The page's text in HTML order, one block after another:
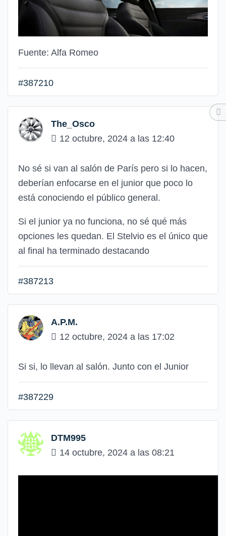
Fuente: Alfa Romeo
#387210
The_Osco
12 octubre, 2024 a las 12:40
No sé si van al salón de París pero si lo hacen,
deberían enfocarse en el junior que poco lo
está conociendo el público general.
Si el junior ya no funciona, no sé qué más
opciones les quedan. El Stelvio es el único que
al final ha terminado destacando
#387213
A.P.M.
12 octubre, 2024 a las 17:02
Si si, lo llevan al salón. Junto con el Junior
#387229
DTM995
14 octubre, 2024 a las 08:21